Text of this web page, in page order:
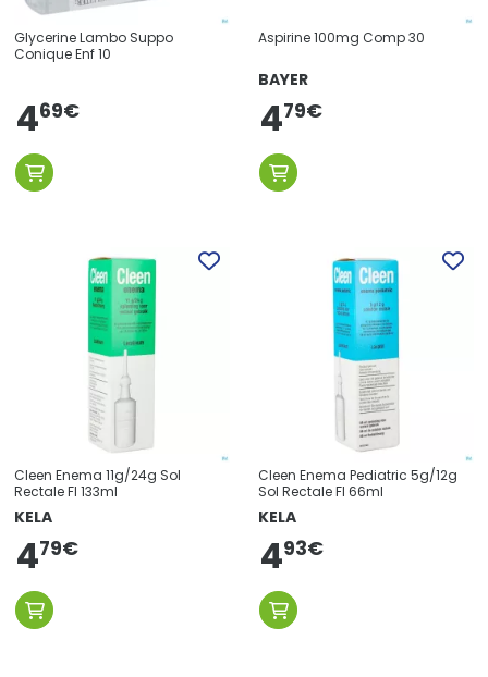
Glycerine Lambo Suppo
Conique Enf 10
469€
Aspirine 100mg Comp 30
BAYER
479€
Cleen Enema 11g/24g Sol
Rectale Fl 133ml
KELA
479€
Cleen Enema Pediatric 5g/12g
Sol Rectale Fl 66ml
KELA
493€